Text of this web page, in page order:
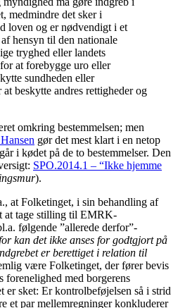
medmindre det sker i
loven og er nødvendigt i et
hensyn til den nationale
tryghed eller landets
at forebygge uro eller
sundheden eller
beskytte andres rettigheder og
omkring bestemmelsen; men
gør det mest klart i en netop
i kødet på de to bestemmelser. Den
SPO.2014.1 – “Ikke hjemme
).
at Folketinget, i sin behandling af
at tage stilling til EMRK-
følgende ”allerede derfor”-
kan det ikke anses for godtgjort på
er berettiget i relation til
være Folketinget, der fører bevis
med borgerens
er sket: Er kontrolbeføjelsen så i strid
et par mellemregninger konkluderer